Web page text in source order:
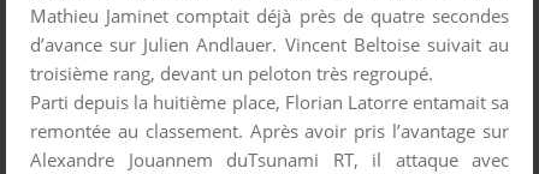
Mathieu Jaminet comptait déjà près de quatre secondes
d’avance sur Julien Andlauer. Vincent Beltoise suivait au
troisième rang, devant un peloton très regroupé.
Parti depuis la huitième place, Florian Latorre entamait sa
remontée au classement. Après avoir pris l’avantage sur
Alexandre Jouannem duTsunami RT, il attaque avec